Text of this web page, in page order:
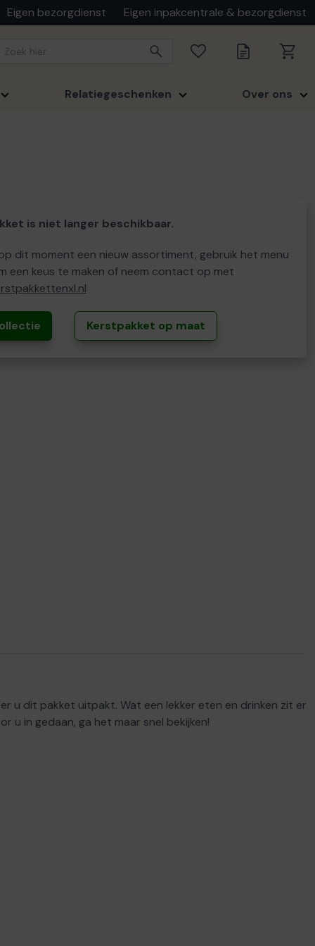
Eigen bezorgdienst Eigen inpakcentrale & bezorgdienst
Relatiegeschenken Over ons
is niet langer beschikbaar.
dit moment een nieuw assortiment, gebruik het menu
een keus te maken of neem contact op met
Kerstpakket op maat
u dit pakket uitpakt. Wat een lekker eten en drinken zit er
u in gedaan, ga het maar snel bekijken!